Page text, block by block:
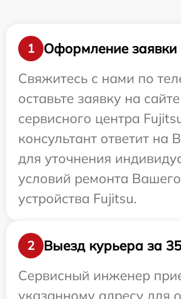
1
Оформление заявки
Свяжитесь с нами по
оставьте заявку на сайте
сервисного центра
консультант ответит на
для уточнения
условий ремонта Вашего
устройства Fujitsu.
2
Выезд курьера за
Сервисный инженер
указанному адресу для